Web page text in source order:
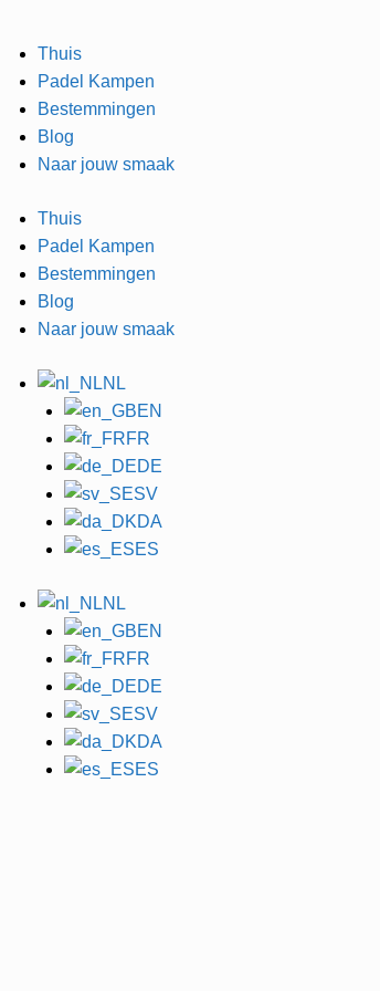
Thuis
Padel Kampen
Bestemmingen
Blog
Naar jouw smaak
Thuis
Padel Kampen
Bestemmingen
Blog
Naar jouw smaak
NL
EN
FR
DE
SV
DA
ES
NL
EN
FR
DE
SV
DA
ES